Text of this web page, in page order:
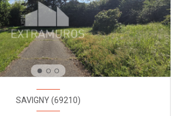
SAVIGNY (69210)